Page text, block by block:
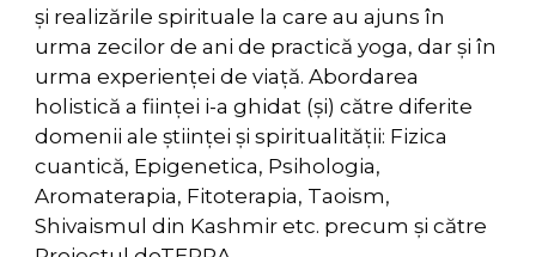
și realizările spirituale la care au ajuns în
urma zecilor de ani de practică yoga, dar și în
urma experienței de viață. Abordarea
holistică a ființei i-a ghidat (și) către diferite
domenii ale științei și spiritualității: Fizica
cuantică, Epigenetica, Psihologia,
Aromaterapia, Fitoterapia, Taoism,
Shivaismul din Kashmir etc. precum și către